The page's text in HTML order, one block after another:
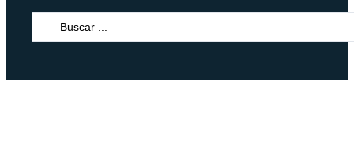
Search
...